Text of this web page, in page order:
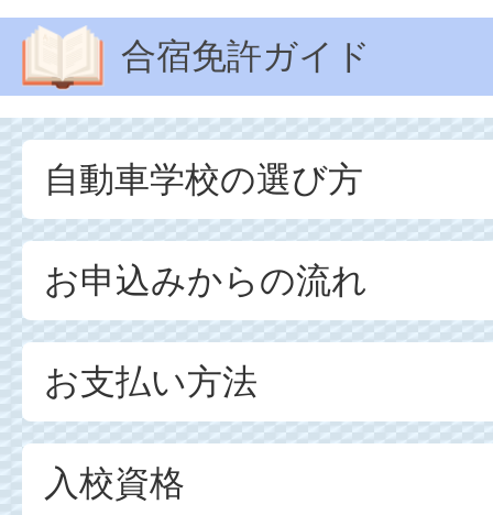
合宿免許ガイド
自動車学校の選び方
お申込みからの流れ
お支払い方法
入校資格